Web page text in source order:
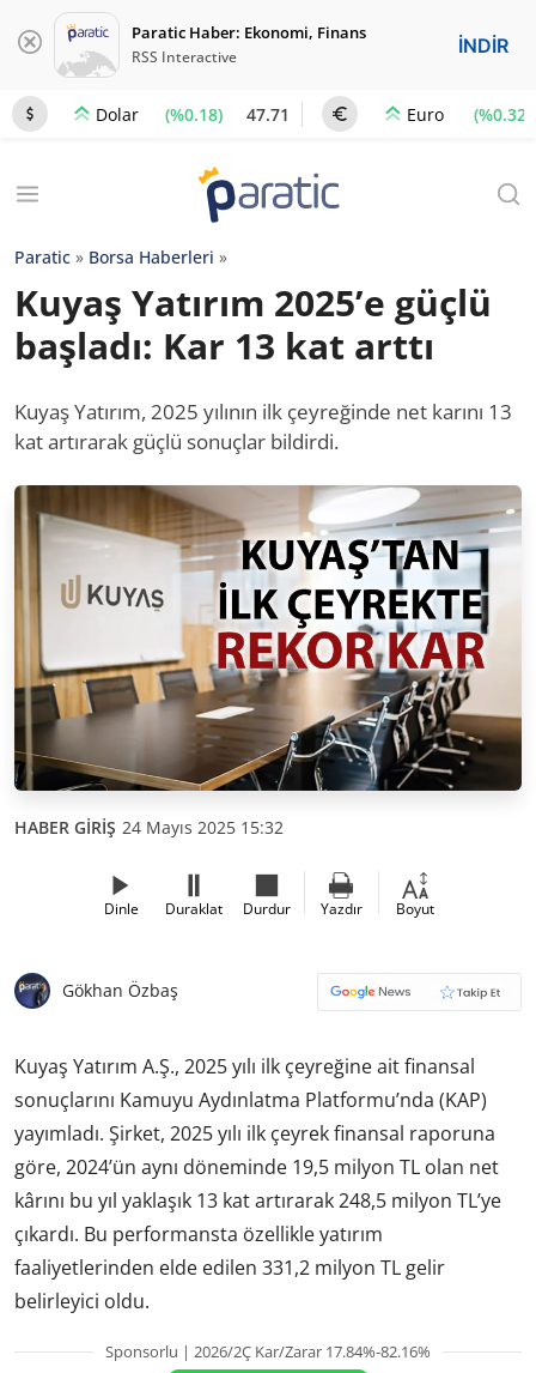
Paratic Haber: Ekonomi, Finans
RSS Interactive İNDİR
Dolar (%0.18) 47.71 Euro (%0.32)
Paratic » Borsa Haberleri »
Kuyaş Yatırım 2025’e güçlü
başladı: Kar 13 kat arttı
Kuyaş Yatırım, 2025 yılının ilk çeyreğinde net karını 13
kat artırarak güçlü sonuçlar bildirdi.
HABER GİRİŞ 24 Mayıs 2025 15:32
Dinle Duraklat Durdur Yazdır Boyut
Gökhan Özbaş
Kuyaş Yatırım A.Ş., 2025 yılı ilk çeyreğine ait finansal
sonuçlarını Kamuyu Aydınlatma Platformu’nda (KAP)
yayımladı. Şirket, 2025 yılı ilk çeyrek finansal raporuna
göre, 2024’ün aynı döneminde 19,5 milyon TL olan net
kârını bu yıl yaklaşık 13 kat artırarak 248,5 milyon TL’ye
çıkardı. Bu performansta özellikle yatırım
faaliyetlerinden elde edilen 331,2 milyon TL gelir
belirleyici oldu.
Sponsorlu | 2026/2Ç Kar/Zarar 17.84%-82.16%